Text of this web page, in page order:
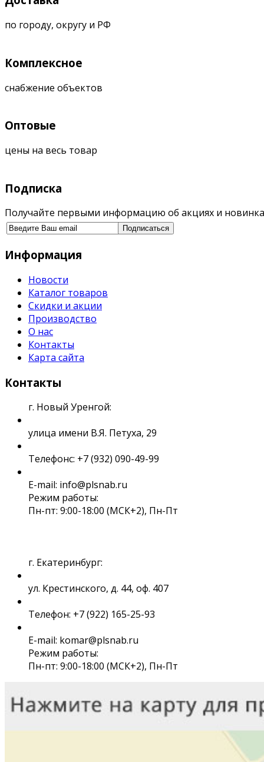
по городу, округу и РФ
Комплексное
снабжение объектов
Оптовые
цены на весь товар
Подписка
Получайте первыми информацию об акциях и
Информация
Новости
Каталог товаров
Скидки и акции
Производство
О нас
Контакты
Карта сайта
Контакты
г. Новый Уренгой:
улица имени В.Я. Петуха, 29
Телефонс: +7 (932) 090-49-99
E-mail: info@plsnab.ru
Режим работы:
Пн-пт: 9:00-18:00 (МСК+2), Пн-Пт
г. Екатеринбург:
ул. Крестинского, д. 44, оф. 407
Телефон: +7 (922) 165-25-93
E-mail: komar@plsnab.ru
Режим работы:
Пн-пт: 9:00-18:00 (МСК+2), Пн-Пт